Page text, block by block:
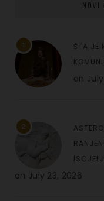
NOVI
1
ŠTA JE
on
2
on July 23, 2026